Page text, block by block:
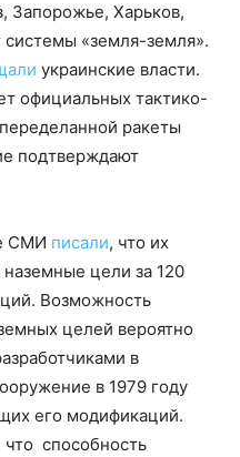
Запорожье, Харьков,
«земля-земля».
украинские власти.
официальных тактико-
ракеты
подтверждают
СМИ писали, что их
цели за 120
Возможность
целей вероятно
в
в 1979 году
его модификаций.
способность